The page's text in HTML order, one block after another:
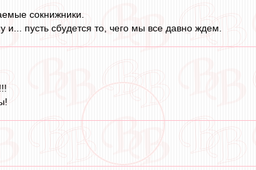
сокнижники.
пусть сбудется то, чего мы все давно ждем.